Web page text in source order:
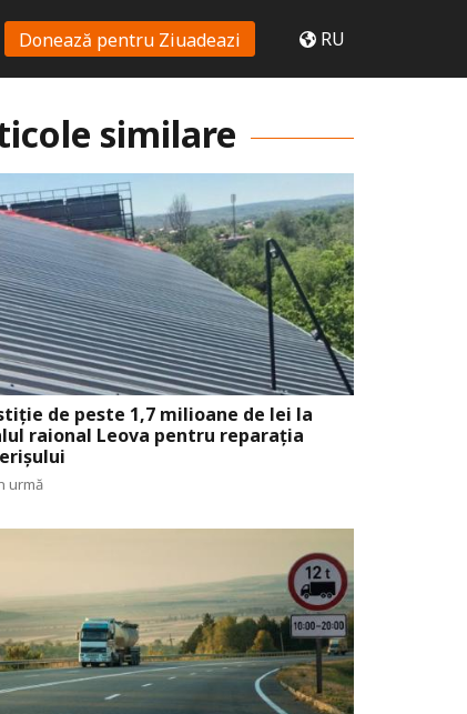
Donează pentru Ziuadeazi RU
similare
de peste 1,7 milioane de lei la
raional Leova pentru reparația
urmă